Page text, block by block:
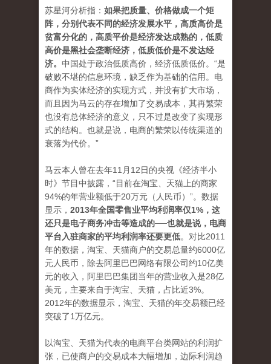
苏星河分析指： 如果把质量、价格做成一个矩
阵，分别代表不同的经济发展水平，高质高价是
贫富分化的，高质平价是经济发达成熟的，低质
高价是黑社会垄断经济，低质低价是不发达经
济。 中国处于政治低质高价，经济低质低价。“是
破败不堪的信息环境，缺乏作为基础的信用。电
商作为实体经济的实现方式，并没有扩大市场，
而且因为马云的存在增加了交易成本，其再繁荣
也没有总体经济的意义，只不过是改变了实现形
式的结构。也就是说，电商的繁荣以传统渠道的
衰落为代价。”
马云本人曾在去年11月12日的央视《经济半小
时》节目中披露，“目前在淘宝、天猫上的商家
94%的年营业额低于20万元（人民币）”。数据
显示， 2013年全国零售业平均利润率仅1%，这
还只是电子商务冲击等造成的──也就是说，电商
平台入驻商家的平均利润率还要更低。对比2011
年的数据，淘宝、天猫商户的交易总量约6000亿
元人民币，除去阿里巴巴网络有限公司约10亿美
元的收入，阿里巴巴集团当年的营业收入是28亿
美元，主要来自于淘宝、天猫，占比近3%。
2012年的数据显示，淘宝、天猫的年交易额已经
突破了1万亿元。
以淘宝、天猫为代表的电商平台类网站的利润扩
张，已使商户的交易成本大幅增加，边际利润趋